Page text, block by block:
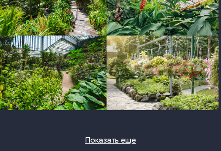
photo photo
photo photo
Показать еще